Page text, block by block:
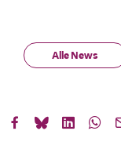
Alle News